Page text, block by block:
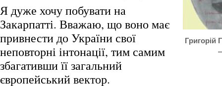
Григорій
Я дуже хочу побувати на
Закарпатті. Вважаю, що воно має
привнести до України свої
неповторні інтонації, тим самим
збагативши її загальний
європейський вектор.